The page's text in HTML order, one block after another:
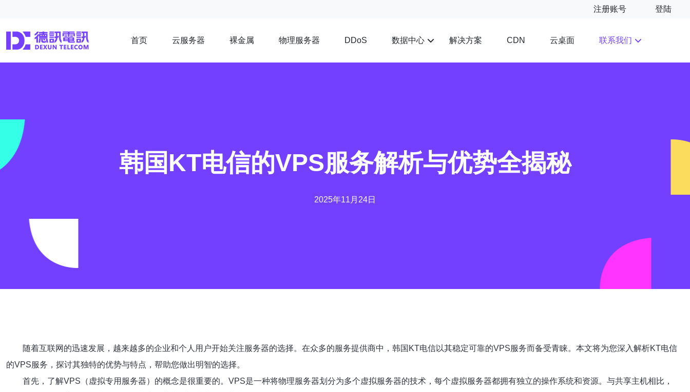
注册账号 登陆
首页 云服务器 裸金属 物理服务器 DDoS 数据中心 解决方案 CDN 云桌面 联系我们
韩国KT电信的VPS服务解析与优势全揭秘
2025年11月24日
随着互联网的迅速发展，越来越多的企业和个人用户开始关注服务器的选择。在众多的服务提供商中，韩国KT电信以其稳定可靠的VPS服务而备受青睐。本文将为您深入解析KT电信
的VPS服务，探讨其独特的优势与特点，帮助您做出明智的选择。
首先，了解VPS（虚拟专用服务器）的概念是很重要的。VPS是一种将物理服务器划分为多个虚拟服务器的技术，每个虚拟服务器都拥有独立的操作系统和资源。与共享主机相比，